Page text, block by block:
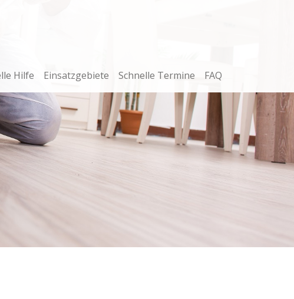
Hilfe Einsatzgebiete Schnelle Termine FAQ